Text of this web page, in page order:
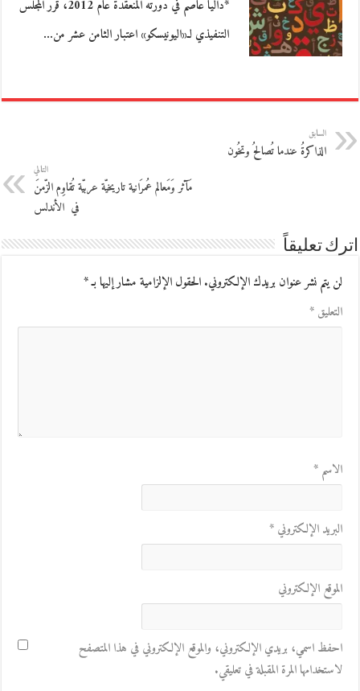
*داليا عاصم في دورته المنعقدة عام 2012، قرر المجلس
التنفيذي لـ«اليونيسكو» اعتبار الثامن عشر من…
السابق
الذاكرةُ عندما تُصالحُ وتخُون
التالي
مَآثر وَمَعالم عُمرَانية تاريخيّة عربيّة تُقاوِم الزّمنَ
في الأندلس
اترك تعليقاً
لن يتم نشر عنوان بريدك الإلكتروني.الحقول الإلزامية مشار إليها بـ*
التعليق*
الاسم*
البريد الإلكتروني*
الموقع الإلكتروني
احفظ اسمي، بريدي الإلكتروني، والموقع الإلكتروني في هذا المتصفح
لاستخدامها المرة المقبلة في تعليقي.